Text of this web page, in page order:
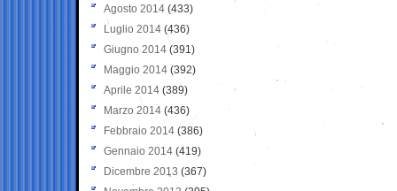
Agosto 2014 (433)
Luglio 2014 (436)
Giugno 2014 (391)
Maggio 2014 (392)
Aprile 2014 (389)
Marzo 2014 (436)
Febbraio 2014 (386)
Gennaio 2014 (419)
Dicembre 2013 (367)